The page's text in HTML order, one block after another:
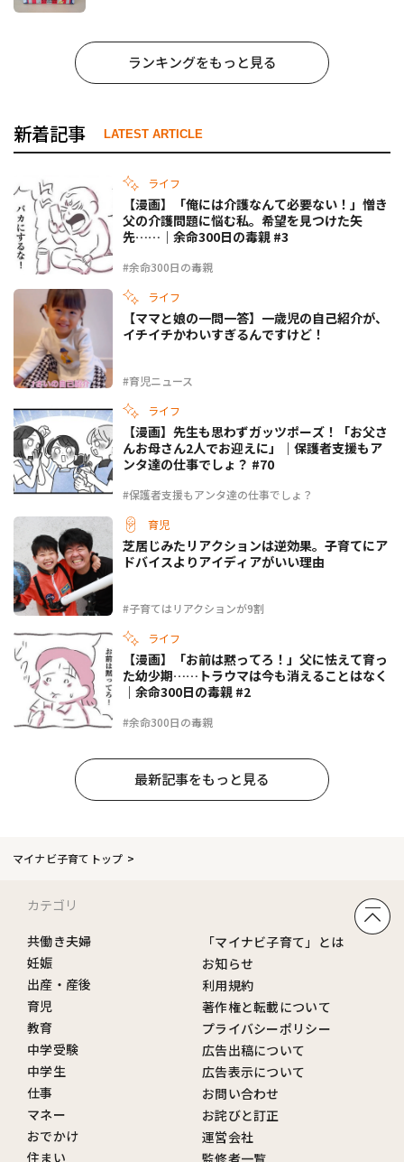
ランキングをもっと見る
新着記事 LATEST ARTICLE
ライフ
#余命300日の毒親
【漫画】「俺には介護なんて必要ない！」憎き
父の介護問題に悩む私。希望を見つけた矢
先……｜余命300日の毒親 #3
ライフ
#育児ニュース
【ママと娘の一問一答】一歳児の自己紹介が、
イチイチかわいすぎるんですけど！
ライフ
#保護者支援もアンタ達の仕事でしょ？
【漫画】先生も思わずガッツポーズ！「お父さ
んお母さん2人でお迎えに」｜保護者支援もア
ンタ達の仕事でしょ？ #70
育児
#子育てはリアクションが9割
芝居じみたリアクションは逆効果。子育てにア
ドバイスよりアイディアがいい理由
ライフ
#余命300日の毒親
【漫画】「お前は黙ってろ！」父に怯えて育っ
た幼少期……トラウマは今も消えることはなく
｜余命300日の毒親 #2
最新記事をもっと見る
マイナビ子育てトップ
カテゴリ
共働き夫婦
妊娠
出産・産後
育児
教育
中学受験
中学生
仕事
マネー
おでかけ
住まい
「マイナビ子育て」とは
お知らせ
利用規約
著作権と転載について
プライバシーポリシー
広告出稿について
広告表示について
お問い合わせ
お詫びと訂正
運営会社